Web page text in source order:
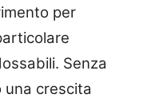
per
Senza
crescita